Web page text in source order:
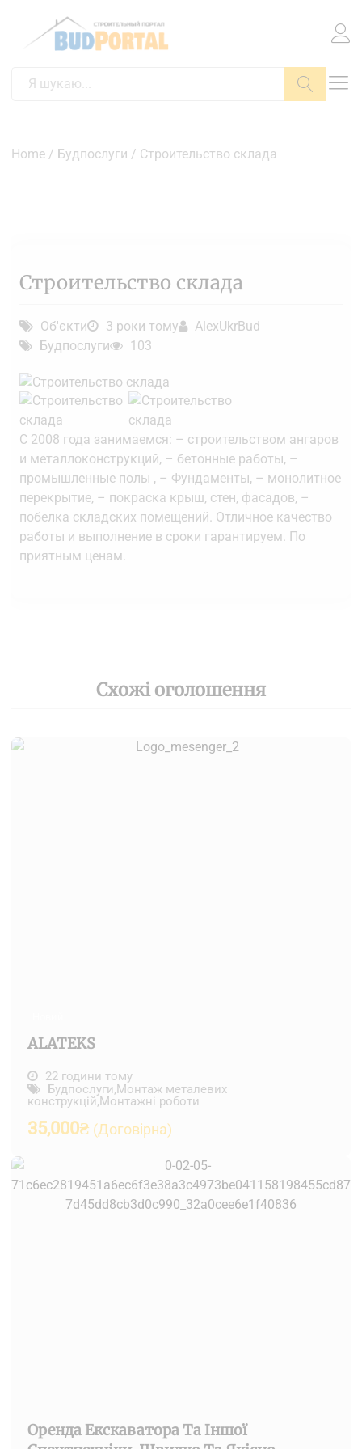
Home / Будпослуги / Строительство склада
Строительство склада
Об'єкти 3 роки тому
AlexUkrBud
Будпослуги
103
С 2008 года занимаемся: – строительством ангаров
и металлоконструкций, – бетонные работы, –
промышленные полы , – Фундаменты, – монолитное
перекрытие, – покраска крыш, стен, фасадов, –
побелка складских помещений. Отличное качество
работы и выполнение в сроки гарантируем. По
приятным ценам.
Схожі оголошення
ALATEKS
22 години тому
Будпослуги,Монтаж металевих
конструкцій,Монтажні роботи
35,000₴ (Договірна)
Оренда Екскаватора Та Іншої